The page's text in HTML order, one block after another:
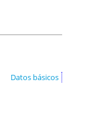
Datos básicos